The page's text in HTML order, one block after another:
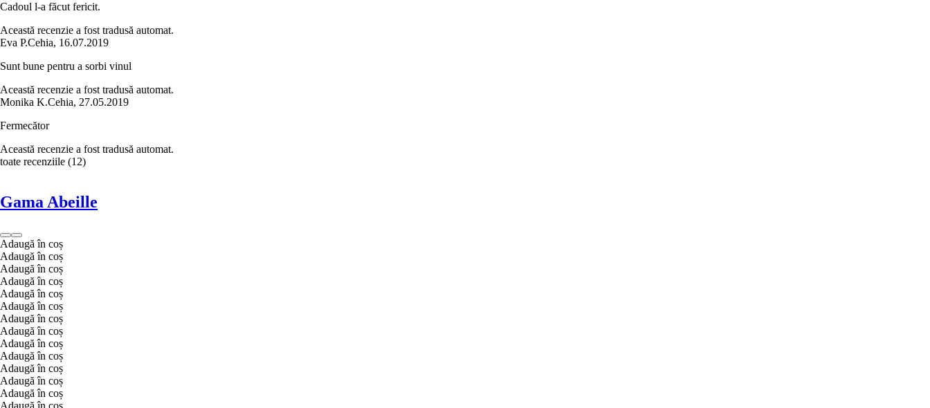
Cadoul l-a făcut fericit.
Această recenzie a fost tradusă automat.
Eva P.Cehia, 16.07.2019
Sunt bune pentru a sorbi vinul
Această recenzie a fost tradusă automat.
Monika K.Cehia, 27.05.2019
Fermecător
Această recenzie a fost tradusă automat.
toate recenziile (12)
Gama Abeille
Adaugă în coș
Adaugă în coș
Adaugă în coș
Adaugă în coș
Adaugă în coș
Adaugă în coș
Adaugă în coș
Adaugă în coș
Adaugă în coș
Adaugă în coș
Adaugă în coș
Adaugă în coș
Adaugă în coș